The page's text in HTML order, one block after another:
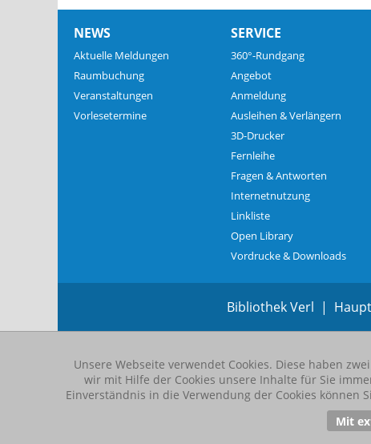
NEWS
Aktuelle Meldungen
Raumbuchung
Veranstaltungen
Vorlesetermine
SERVICE
360°-Rundgang
Angebot
Anmeldung
Ausleihen & Verlängern
3D-Drucker
Fernleihe
Fragen & Antworten
Internetnutzung
Linkliste
Open Library
Vordrucke & Downloads
Bibliothek Verl |
Unsere Webseite verwendet Cookies. Diese haben
wir mit Hilfe der Cookies unsere Inhalte für Sie
Einverständnis in die Verwendung der Cookies
Mit